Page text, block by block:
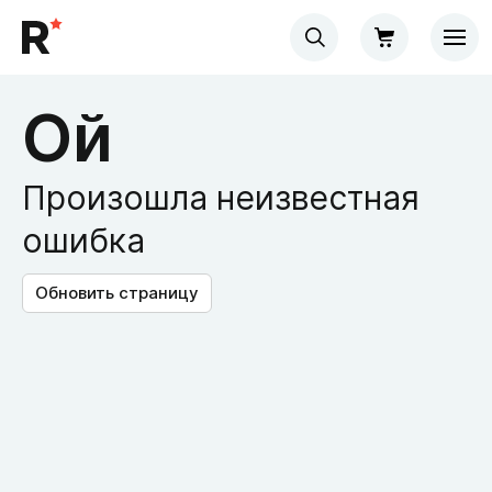
Ой
Произошла неизвестная
ошибка
Обновить страницу